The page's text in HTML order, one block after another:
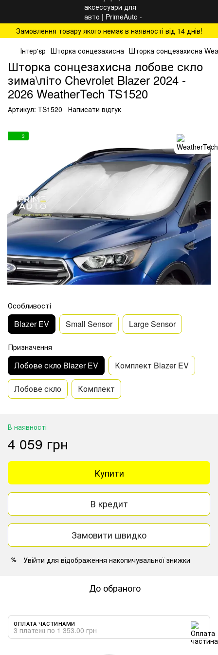
Замовлення товару якого немає в наявності від 14 днів!
Інтер'єр Шторка сонцезахисна Шторка сонцезахисна
Шторка сонцезахисна лобове скло
зима\літо Chevrolet Blazer 2024 -
2026 WeatherTech TS1520
Артикул: TS1520 Написати відгук
3
Особливості
Blazer EV Small Sensor Large Sensor
Призначення
Лобове скло Blazer EV Комплект Blazer EV
Лобове скло Комплект
В наявності
4 059 грн
Купити
В кредит
Замовити швидко
% Увійти для відображення накопичувальної знижки
До обраного
ОПЛАТА ЧАСТИНАМИ
3 платежі по 1 353.00 грн